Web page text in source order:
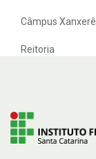
Câmpus Xanxerê
Reitoria